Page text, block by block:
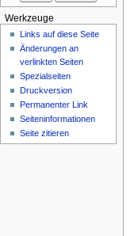
Werkzeuge
Links auf diese Seite
Änderungen an
verlinkten Seiten
Spezialseiten
Druckversion
Permanenter Link
Seiten­­informationen
Seite zitieren